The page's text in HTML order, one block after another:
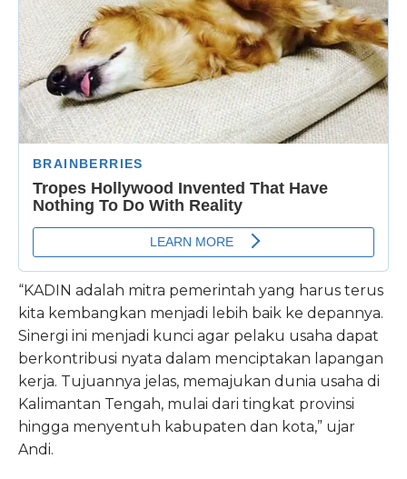
“KADIN adalah mitra pemerintah yang harus terus
kita kembangkan menjadi lebih baik ke depannya.
Sinergi ini menjadi kunci agar pelaku usaha dapat
berkontribusi nyata dalam menciptakan lapangan
kerja. Tujuannya jelas, memajukan dunia usaha di
Kalimantan Tengah, mulai dari tingkat provinsi
hingga menyentuh kabupaten dan kota,” ujar
Andi.